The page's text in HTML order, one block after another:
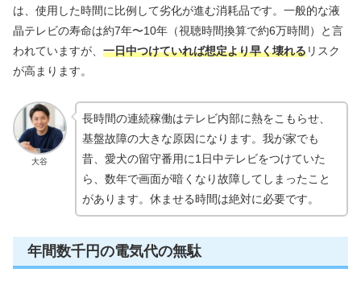
は、使用した時間に比例して劣化が進む消耗品です。一般的な液
晶テレビの寿命は約7年〜10年（視聴時間換算で約6万時間）と言
われていますが、 一日中つけていれば想定より早く壊れるリスク
が高まります。
大谷
長時間の連続稼働はテレビ内部に熱をこもらせ、
基盤故障の大きな原因になります。我が家でも
昔、愛犬の留守番用に1日中テレビをつけていた
ら、数年で画面が暗くなり故障してしまったこと
があります。休ませる時間は絶対に必要です。
年間数千円の電気代の無駄